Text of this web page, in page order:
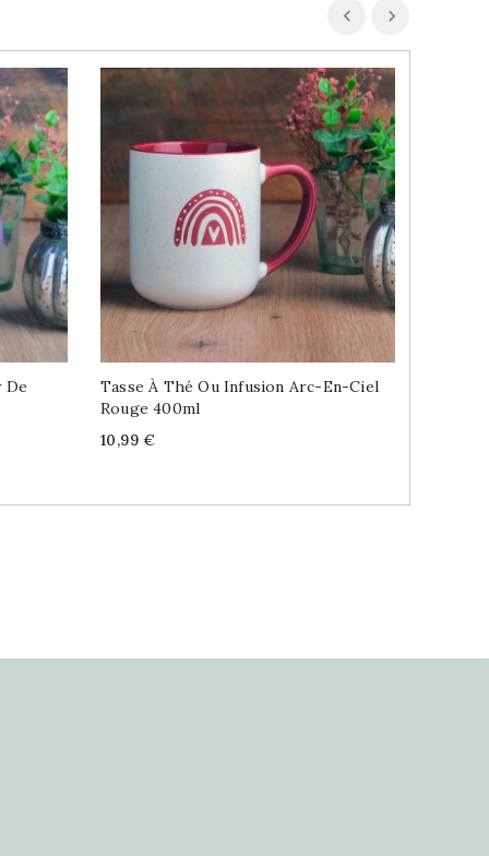
De
Tasse À Thé Ou Infusion Arc-En-Ciel
Rouge 400ml
Price
10,99 €